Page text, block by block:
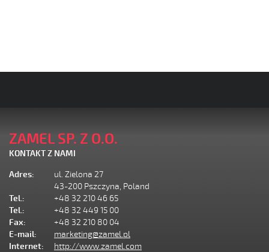
ZAMEL SP. Z O.O.
KONTAKT Z NAMI
Adres:
ul. Zielona 27
43-200 Pszczyna, Poland
Tel.:
+48 32 210 46 65
Tel.:
+48 32 449 15 00
Fax:
+48 32 210 80 04
E-mail:
marketing@zamel.pl
Internet:
http://www.zamel.com